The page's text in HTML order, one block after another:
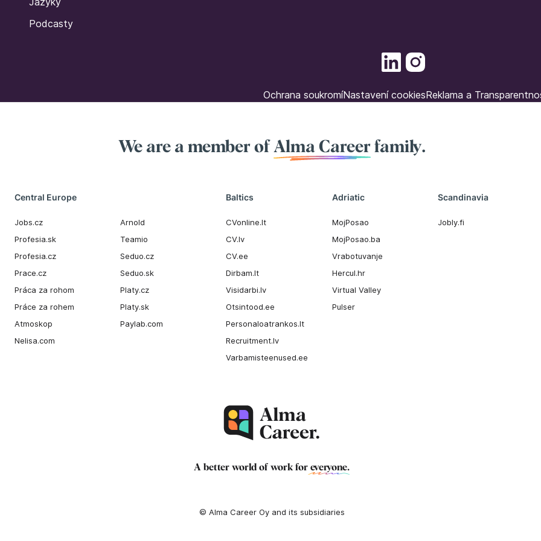
Podcasty
Ochrana soukromíNastavení cookiesReklama a
We are a member of Alma Careerfamily.
Central Europe
Jobs.cz
Profesia.sk
Profesia.cz
Prace.cz
Práca za rohom
Práce za rohem
Atmoskop
Nelisa.com
Arnold
Teamio
Seduo.cz
Seduo.sk
Platy.cz
Platy.sk
Paylab.com
Baltics
CVonline.lt
CV.lv
CV.ee
Dirbam.It
Visidarbi.lv
Otsintood.ee
Personaloatrankos.lt
Recruitment.lv
Varbamisteenused.ee
Adriatic
MojPosao
MojPosao.ba
Vrabotuvanje
Hercul.hr
Virtual Valley
Pulser
Scandinavia
Jobly.fi
A better world of work for everyone.
© Alma Career Oy and its subsidiaries